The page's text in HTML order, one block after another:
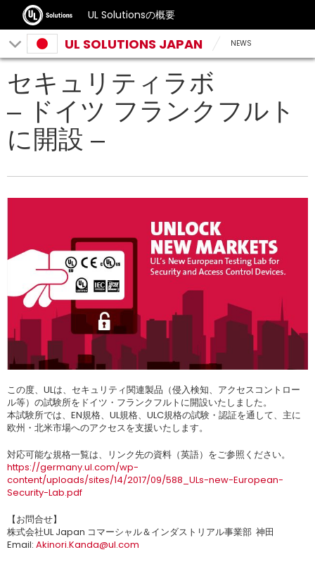
UL Solutionsの概要
UL SOLUTIONS JAPAN NEWS
セキュリティラボ
– ドイツ フランクフルト
に開設 –
この度、ULは、セキュリティ関連製品（侵入検知、アクセスコントロー
ル等）の試験所をドイツ・フランクフルトに開設いたしました。
本試験所では、EN規格、UL規格、ULC規格の試験・認証を通して、主に
欧州・北米市場へのアクセスを支援いたします。
対応可能な規格一覧は、リンク先の資料（英語）をご参照ください。
https://germany.ul.com/wp-
content/uploads/sites/14/2017/09/588_ULs-new-European-
Security-Lab.pdf
【お問合せ】
株式会社UL Japan コマーシャル＆インダストリアル事業部 神田
Email: Akinori.Kanda@ul.com